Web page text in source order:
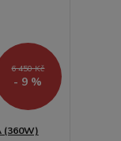
6 450 Kč
- 9 %
(360W)